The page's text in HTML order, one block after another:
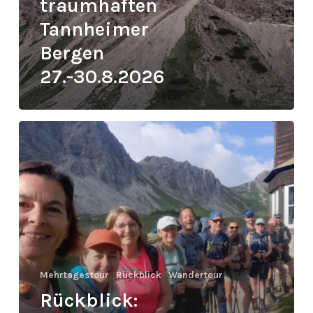
traumhaften
Tannheimer
Bergen
27.-30.8.2026
Rückblick:
Allgäudurchquerung
Juli
2025
Mehrtagestour Rückblick Wandertour
Rückblick: